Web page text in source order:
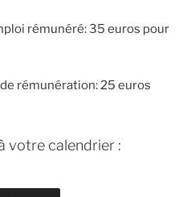
rémunéré: 35 euros pour
rémunération: 25 euros
votre calendrier :